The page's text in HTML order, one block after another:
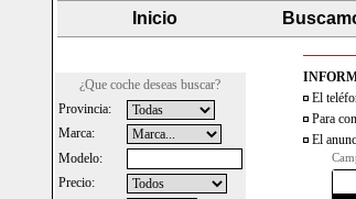
Inicio
¿Que coche deseas buscar?
Provincia:
Marca:
Modelo:
Precio:
El
Para
El